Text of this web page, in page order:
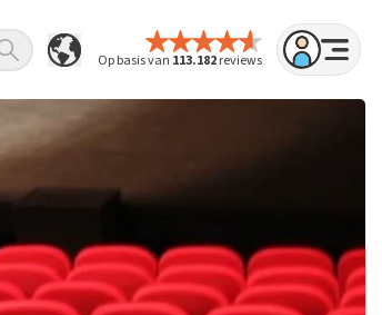
Op basis van 113.182reviews